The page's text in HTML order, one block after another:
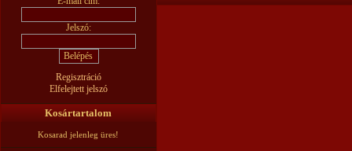
Jelszó:
Regisztráció
Elfelejtett jelszó
Kosártartalom
Kosarad jelenleg üres!